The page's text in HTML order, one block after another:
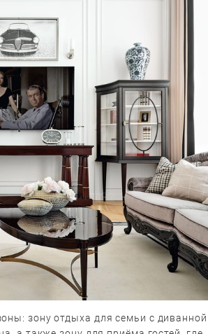
зону отдыха для семьи с диванной